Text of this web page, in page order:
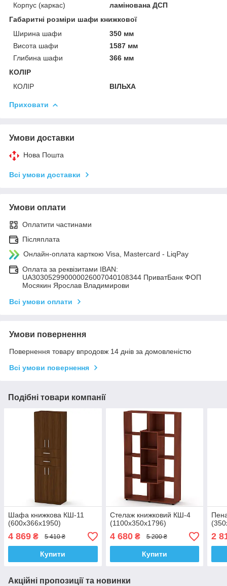
Корпус (каркас)
ламінована ДСП
Габаритні розміри шафи книжкової
Ширина шафи
350 мм
Висота шафи
1587 мм
Глибина шафи
366 мм
КОЛІР
КОЛІР
ВІЛЬХА
Приховати
Умови доставки
Нова Пошта
Всі умови доставки
Умови оплати
Оплатити частинами
Післяплата
Онлайн-оплата карткою Visa, Mastercard - LiqPay
Оплата за реквізитами IBAN:
UA303052990000026007040108344 ПриватБанк ФОП
Мосякин Ярослав Владимирови
Всі умови оплати
Умови повернення
Повернення товару впродовж 14 днів за домовленістю
Всі умови повернення
Подібні товари компанії
Шафа книжкова КШ-11
(600x366x1950)
4 869 ₴ 5 410 ₴
Купити
Стелаж книжковий КШ-4
(1100x350x1796)
4 680₴ 5 200 ₴
Купити
2
Акційні пропозиції та новинки